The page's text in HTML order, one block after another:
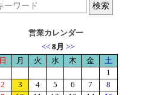
営業カレンダー